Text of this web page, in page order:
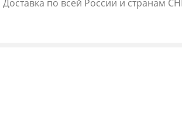
Доставка по всей России и странам